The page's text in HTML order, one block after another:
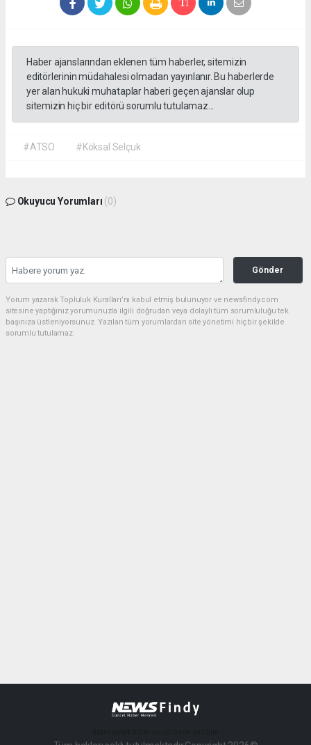
Haber ajanslarından eklenen tüm haberler, sitemizin
editörlerinin müdahalesi olmadan yayınlanır. Bu haberlerde
yer alan hukuki muhataplar haberi geçen ajanslar olup
sitemizin hiç bir editörü sorumlu tutulamaz...
#ATSO #Köksal Selçuk
Okuyucu Yorumları (0)
Gönder
Yorum yazarak Topluluk Kuralları’nı kabul etmiş bulunuyor ve newsfindy.com
sitesine yaptığınız yorumunuzla ilgili doğrudan veya dolaylı tüm sorumluluğu tek
başınıza üstleniyorsunuz. Yazılan tüm yorumlardan site yönetimi hiçbir şekilde
sorumlu tutulamaz.